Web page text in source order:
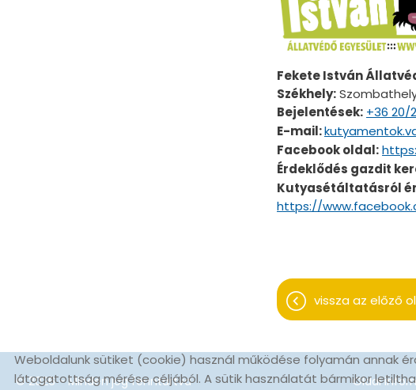
Fekete István
Székhely:
Bejelentések: +36 20/
E-mail:
Facebook oldal:
Érdeklődés gazdit
Kutyasétáltatásról
https://
vissza az előző
© 2026 - Minden jog fenntartva Oldal
Weboldalunk sütiket (cookie) használ működése folyamán annak
látogatottság mérése céljából. A sütik használatát bármikor